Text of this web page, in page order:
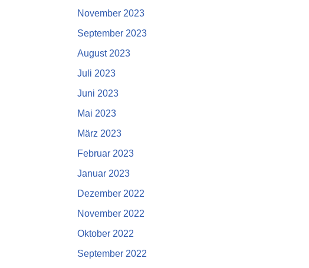
November 2023
September 2023
August 2023
Juli 2023
Juni 2023
Mai 2023
März 2023
Februar 2023
Januar 2023
Dezember 2022
November 2022
Oktober 2022
September 2022